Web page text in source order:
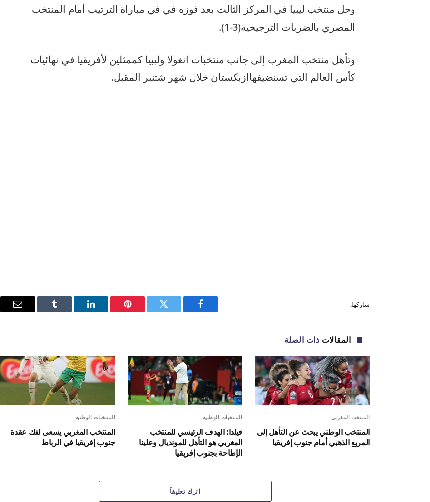
وحل منتخب ليبيا في المركز الثالث بعد فوزه في في مباراة الترتيب أمام المنتخب
المصري بالضربات الترجيحية(3-1).
وتأهل منتخب المغرب إلى جانب منتخبات انغولا وليبيا كممثلين لأفريقيا في نهائيات
كأس العالم التي تستضيفهاازبكستان خلال شهر شتنبر المقبل.
شاركها.
فيسبوك
تويتر بينتيريستلينكدإن Tumblr
البريد
المقالات ذات الصلة
المنتخب المغربي
المنتخب الوطني يبحث عن التأهل إلى
المربع الذهبي أمام جنوب إفريقيا
المنتخبات الوطنية
فيلدا: الهدف الرئيسي للمنتخب
المغربي هو التأهل للمونديال وعلينا
الإطاحة بجنوب إفريقيا
المنتخبات الوطنية
المنتخب المغربي يسعى لفك عقدة
جنوب إفريقيا في الرباط
اترك تعليقاً